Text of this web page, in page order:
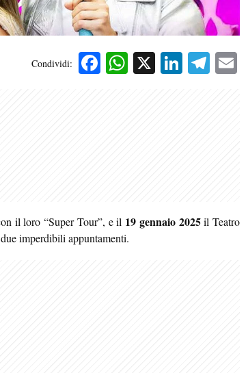
Condividi: Facebook
WhatsApp
X
il loro “Super Tour”, e il 19 gennaio 2025il Teatro
imperdibili appuntamenti.